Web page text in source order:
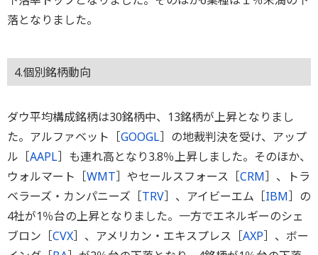
落となりました。
4.個別銘柄動向
ダウ平均構成銘柄は30銘柄中、13銘柄が上昇となりまし
た。アルファベット［GOOGL］の地裁判決を受け、アップ
ル［AAPL］も連れ高となり3.8％上昇しました。そのほか、
ウォルマート［WMT］やセールスフォース［CRM］、トラ
ベラーズ・カンパニーズ［TRV］、アイビーエム［IBM］の
4社が1％台の上昇となりました。一方でエネルギーのシェ
ブロン［CVX］、アメリカン・エキスプレス［AXP］、ボー